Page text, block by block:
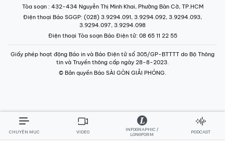
Tòa soạn : 432-434 Nguyễn Thị Minh Khai, Phường Bàn Cờ, TP.HCM
Điện thoại Báo SGGP: (028) 3.9294.091, 3.9294.092, 3.9294.093,
3.9294.097, 3.9294.098
Điện thoại Tòa soạn Báo Điện tử: 08 65 11 22 55
Giấy phép hoạt động Báo in và Báo Điện tử số 305/GP-BTTTT do Bộ Thông
tin và Truyền thông cấp ngày 28-8-2023.
© Bản quyền Báo SÀI GÒN GIẢI PHÓNG.
CHUYÊN MỤC VIDEO
INFOGRAPHIC /
LONGFORM
PODCAST